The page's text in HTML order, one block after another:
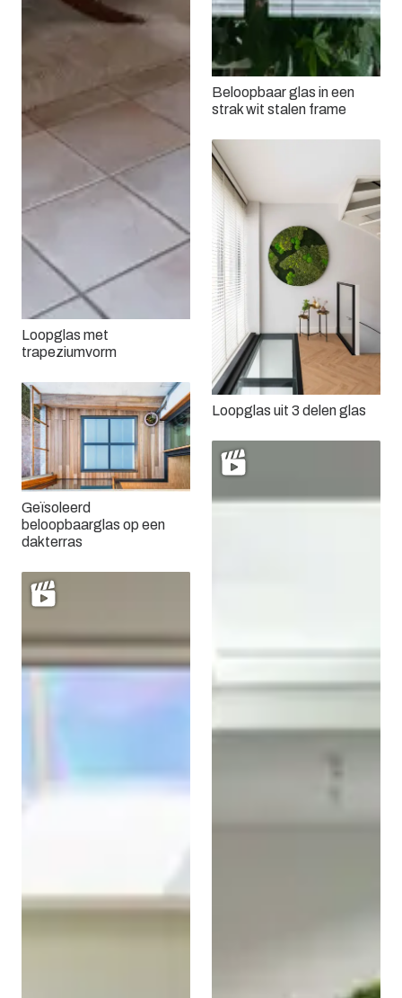
Loopglas met
trapeziumvorm
Geïsoleerd
beloopbaarglas op een
dakterras
Beloopbaar glas in een
strak wit stalen frame
Loopglas uit 3 delen glas